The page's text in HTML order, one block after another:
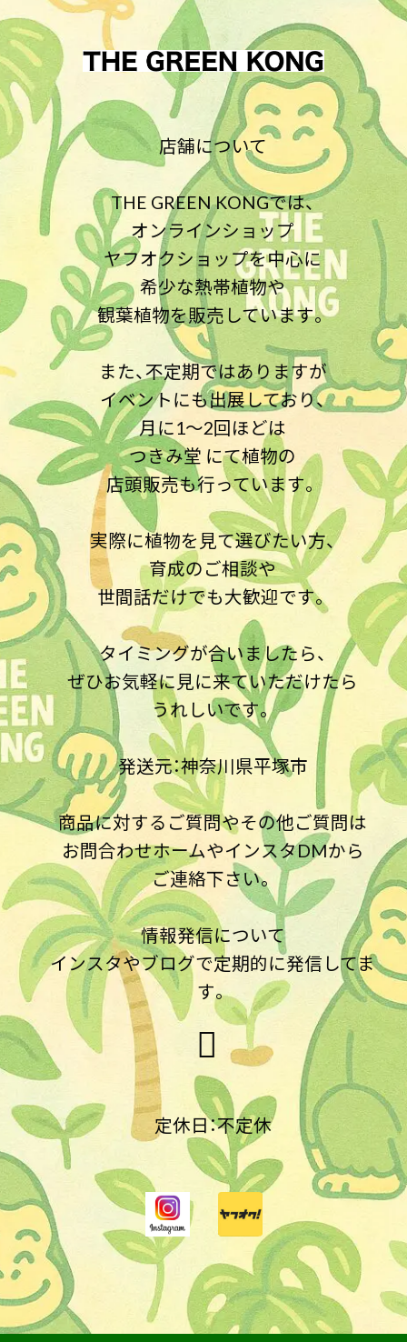
店舗について
THE GREEN KONGでは、
オンラインショップ
ヤフオクショップを中心に
希少な熱帯植物や
観葉植物を販売しています。
また、不定期ではありますが
イベントにも出展しており、
月に1〜2回ほどは
つきみ堂 にて植物の
店頭販売も行っています。
実際に植物を見て選びたい方、
育成のご相談や
世間話だけでも大歓迎です。
タイミングが合いましたら、
ぜひお気軽に見に来ていただけたら
うれしいです。
発送元：神奈川県平塚市
商品に対するご質問やその他ご質問は
お問合わせホームやインスタDMから
ご連絡下さい。
情報発信について
インスタやブログで定期的に発信してま
す。
定休日：不定休